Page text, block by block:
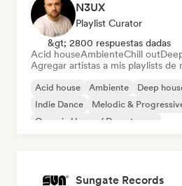
N3UX
Playlist Curator
&gt; 2800 respuestas dadas
Acid houseAmbienteChill out
Agregar artistas a mis playlists de
Acid house Ambiente Deep
Indie Dance
Melodic &
Organic House / Downtempo
Sungate Records